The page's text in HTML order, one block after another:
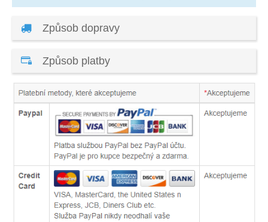
Způsob dopravy
Způsob platby